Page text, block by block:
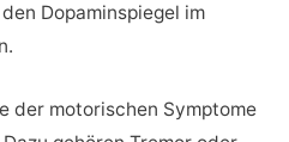
Dopaminspiegel im
der motorischen Symptome